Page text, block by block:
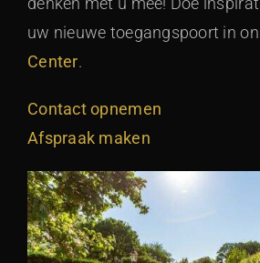
uw nieuwe toegangspoort in
Center.
Contact opnemen
Afspraak maken